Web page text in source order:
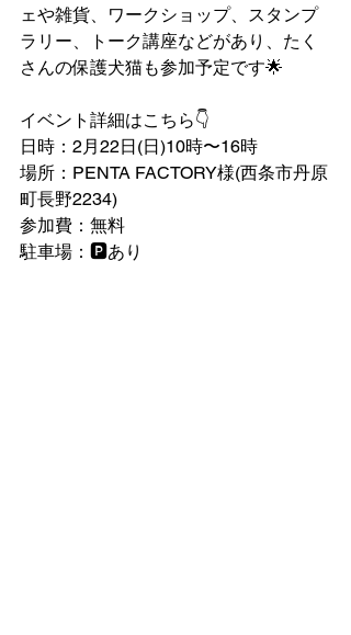
ェや雑貨、ワークショップ、スタンプ
ラリー、トーク講座などがあり、たく
さんの保護犬猫も参加予定です🌟
イベント詳細はこちら👇
日時：2月22日(日)10時〜16時
場所：PENTA FACTORY様(西条市丹原
町長野2234)
参加費：無料
駐車場：🅿️あり